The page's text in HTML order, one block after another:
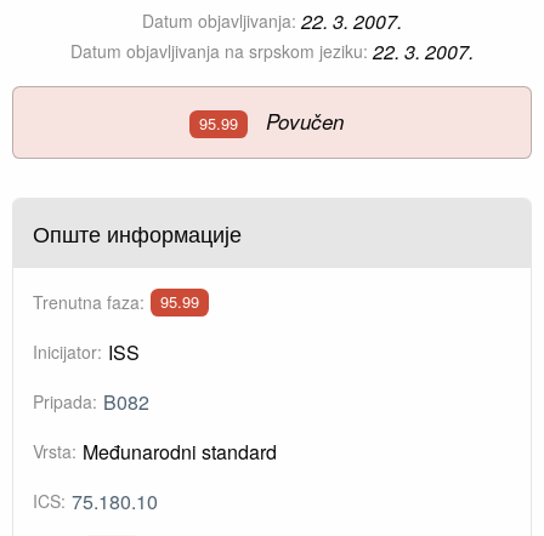
Datum objavljivanja: 22. 3. 2007.
Datum objavljivanja na srpskom jeziku: 22. 3. 2007.
95.99 Povučen
Опште информације
Trenutna faza: 95.99
Inicijator: ISS
Pripada: B082
Vrsta: Međunarodni standard
ICS: 75.180.10